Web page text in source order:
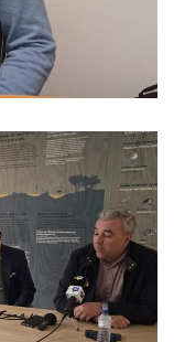
El II
Catifes I
De
Art
De